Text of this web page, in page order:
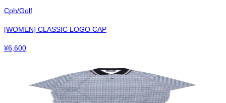
Cph/Golf
[WOMEN] CLASSIC LOGO CAP
¥6,600